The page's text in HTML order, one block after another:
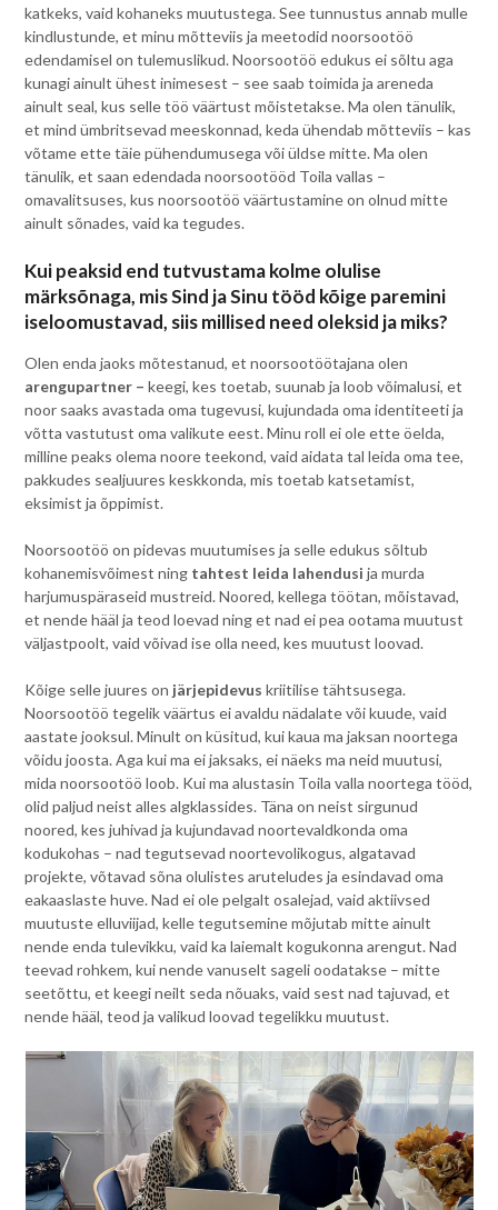
katkeks, vaid kohaneks muutustega. See tunnustus annab mulle
kindlustunde, et minu mõtteviis ja meetodid noorsootöö
edendamisel on tulemuslikud. Noorsootöö edukus ei sõltu aga
kunagi ainult ühest inimesest – see saab toimida ja areneda
ainult seal, kus selle töö väärtust mõistetakse. Ma olen tänulik,
et mind ümbritsevad meeskonnad, keda ühendab mõtteviis – kas
võtame ette täie pühendumusega või üldse mitte. Ma olen
tänulik, et saan edendada noorsootööd Toila vallas –
omavalitsuses, kus noorsootöö väärtustamine on olnud mitte
ainult sõnades, vaid ka tegudes.
Kui peaksid end tutvustama kolme olulise
märksõnaga, mis Sind ja Sinu tööd kõige paremini
iseloomustavad, siis millised need oleksid ja miks?
Olen enda jaoks mõtestanud, et noorsootöötajana olen
arengupartner – keegi, kes toetab, suunab ja loob võimalusi, et
noor saaks avastada oma tugevusi, kujundada oma identiteeti ja
võtta vastutust oma valikute eest. Minu roll ei ole ette öelda,
milline peaks olema noore teekond, vaid aidata tal leida oma tee,
pakkudes sealjuures keskkonda, mis toetab katsetamist,
eksimist ja õppimist.
Noorsootöö on pidevas muutumises ja selle edukus sõltub
kohanemisvõimest ning tahtest leida lahendusija murda
harjumuspäraseid mustreid. Noored, kellega töötan, mõistavad,
et nende hääl ja teod loevad ning et nad ei pea ootama muutust
väljastpoolt, vaid võivad ise olla need, kes muutust loovad.
Kõige selle juures on järjepidevus kriitilise tähtsusega.
Noorsootöö tegelik väärtus ei avaldu nädalate või kuude, vaid
aastate jooksul. Minult on küsitud, kui kaua ma jaksan noortega
võidu joosta. Aga kui ma ei jaksaks, ei näeks ma neid muutusi,
mida noorsootöö loob. Kui ma alustasin Toila valla noortega tööd,
olid paljud neist alles algklassides. Täna on neist sirgunud
noored, kes juhivad ja kujundavad noortevaldkonda oma
kodukohas – nad tegutsevad noortevolikogus, algatavad
projekte, võtavad sõna olulistes aruteludes ja esindavad oma
eakaaslaste huve. Nad ei ole pelgalt osalejad, vaid aktiivsed
muutuste elluviijad, kelle tegutsemine mõjutab mitte ainult
nende enda tulevikku, vaid ka laiemalt kogukonna arengut. Nad
teevad rohkem, kui nende vanuselt sageli oodatakse – mitte
seetõttu, et keegi neilt seda nõuaks, vaid sest nad tajuvad, et
nende hääl, teod ja valikud loovad tegelikku muutust.